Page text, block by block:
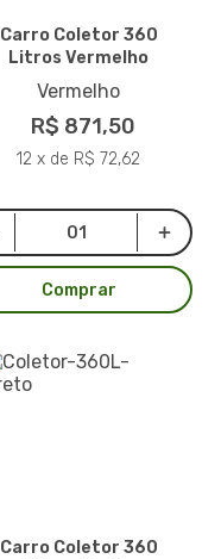
Carro Coletor 360
Litros Vermelho
Vermelho
R$ 871,50
12 x de R$ 72,62
Comprar
Carro Coletor 360